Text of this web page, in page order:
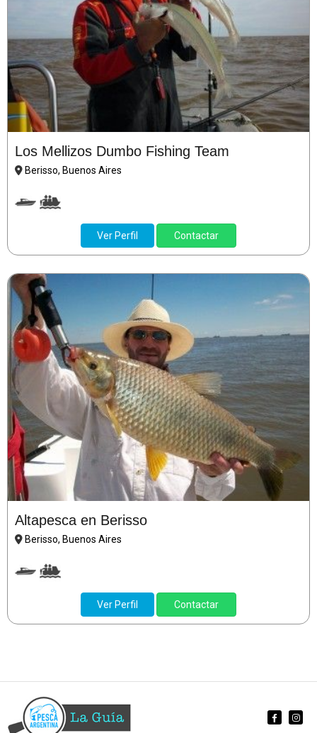
Los Mellizos Dumbo Fishing Team
Berisso, Buenos Aires
Ver Perfil Contactar
Altapesca en Berisso
Berisso, Buenos Aires
Ver Perfil Contactar